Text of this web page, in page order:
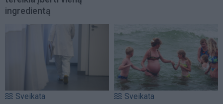
ingredientą
Sveikata Sveikata